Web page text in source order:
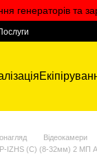
генераторів та
Відеокамери
IZHS (C) (8-32мм) 2 МП